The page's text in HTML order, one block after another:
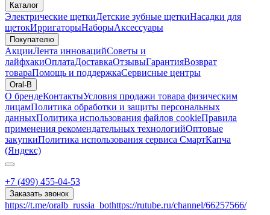
Каталог
Электрические щеткиДетские зубные щеткиНасадки для
щетокИрригаторыНаборыАксессуары
Покупателю
АкцииЛента инновацийСоветы и
лайфхакиОплатаДоставкаОтзывыГарантияВозврат
товараПомощь и поддержкаСервисные центры
Oral-B
О брендеКонтактыУсловия продажи товара физическим
лицамПолитика обработки и защиты персональных
данныхПолитика использования файлов cookieПравила
применения рекомендательных технологийОптовые
закупкиПолитика использования сервиса СмартКапча
(Яндекс)
+7 (499) 455-04-53
Заказать звонок
https://t.me/oralb_russia_bothttps://rutube.ru/channel/66257566/